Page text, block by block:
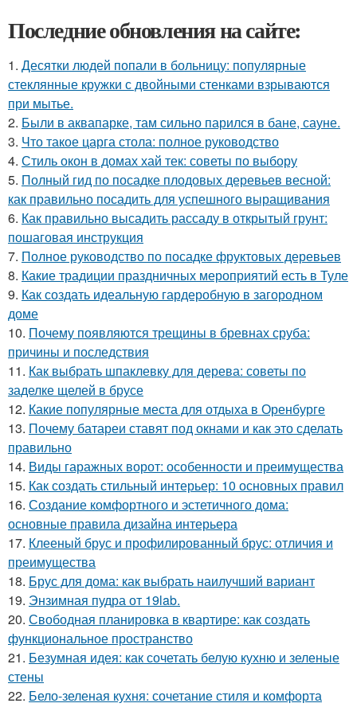
Последние обновления на сайте:
1. Десятки людей попали в больницу: популярные
стеклянные кружки с двойными стенками взрываются
при мытье.
2. Были в аквапарке, там сильно парился в бане, сауне.
3. Что такое царга стола: полное руководство
4. Стиль окон в домах хай тек: советы по выбору
5. Полный гид по посадке плодовых деревьев весной:
как правильно посадить для успешного выращивания
6. Как правильно высадить рассаду в открытый грунт:
пошаговая инструкция
7. Полное руководство по посадке фруктовых деревьев
8. Какие традиции праздничных мероприятий есть в Туле
9. Как создать идеальную гардеробную в загородном
доме
10. Почему появляются трещины в бревнах сруба:
причины и последствия
11. Как выбрать шпаклевку для дерева: советы по
заделке щелей в брусе
12. Какие популярные места для отдыха в Оренбурге
13. Почему батареи ставят под окнами и как это сделать
правильно
14. Виды гаражных ворот: особенности и преимущества
15. Как создать стильный интерьер: 10 основных правил
16. Создание комфортного и эстетичного дома:
основные правила дизайна интерьера
17. Клееный брус и профилированный брус: отличия и
преимущества
18. Брус для дома: как выбрать наилучший вариант
19. Энзимная пудра от 19lab.
20. Свободная планировка в квартире: как создать
функциональное пространство
21. Безумная идея: как сочетать белую кухню и зеленые
стены
22. Бело-зеленая кухня: сочетание стиля и комфорта